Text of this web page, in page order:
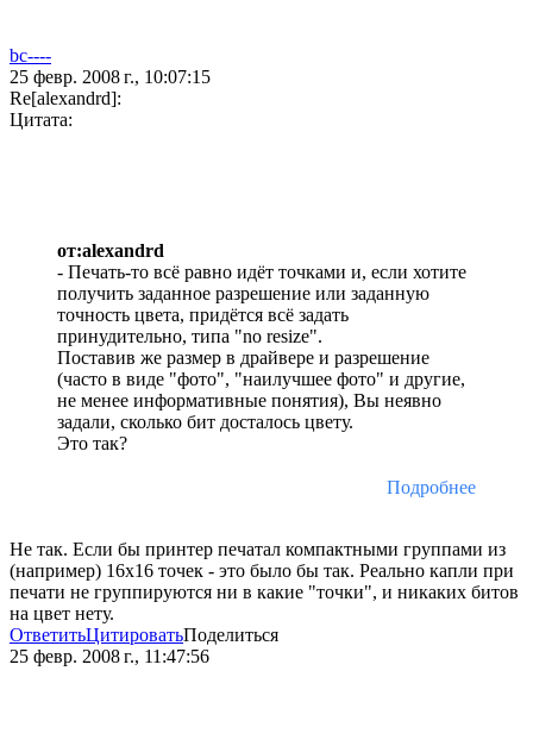
bc----
25 февр. 2008 г., 10:07:15
Re[alexandrd]:
Цитата:
от:alexandrd
- Печать-то всё равно идёт точками и, если хотите
получить заданное разрешение или заданную
точность цвета, придётся всё задать
принудительно, типа "no resize".
Поставив же размер в драйвере и разрешение
(часто в виде "фото", "наилучшее фото" и другие,
не менее информативные понятия), Вы неявно
задали, сколько бит досталось цвету.
Это так?
Подробнее
Не так. Если бы принтер печатал компактными группами из
(например) 16х16 точек - это было бы так. Реально капли при
печати не группируются ни в какие "точки", и никаких битов
на цвет нету.
ОтветитьЦитироватьПоделиться
25 февр. 2008 г., 11:47:56